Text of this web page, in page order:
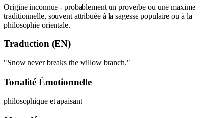
Origine inconnue - probablement un proverbe ou une maxime
traditionnelle, souvent attribuée à la sagesse populaire ou à la
philosophie orientale.
Traduction (EN)
"Snow never breaks the willow branch."
Tonalité Émotionnelle
philosophique et apaisant